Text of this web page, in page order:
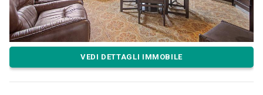
VEDI DETTAGLI IMMOBILE